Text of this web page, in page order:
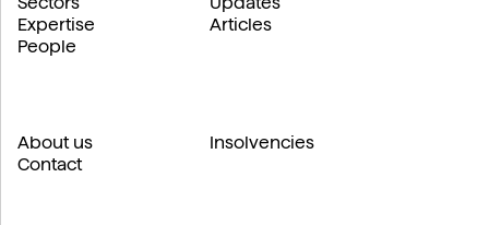
Expertise
People
Articles
About us
Contact
Insolvencies